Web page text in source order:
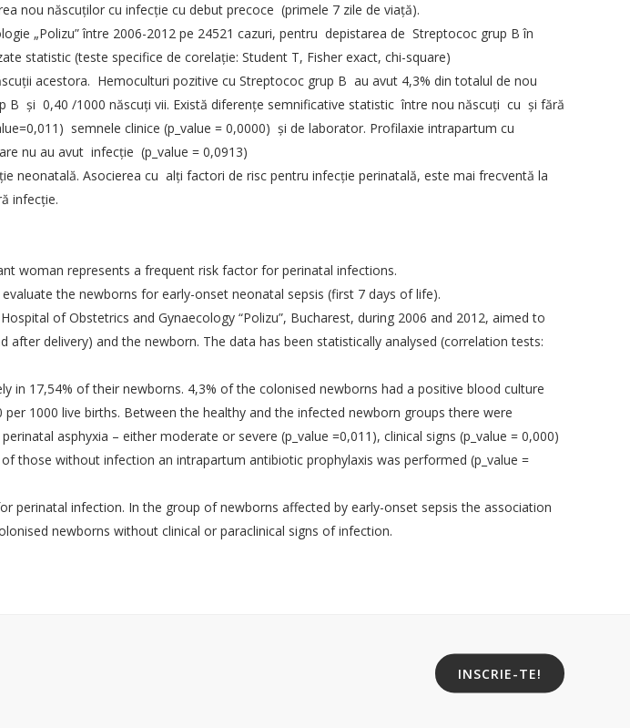
nou născuţilor cu infecţie cu debut precoce (primele 7 zile de viaţă).
„Polizu” între 2006-2012 pe 24521 cazuri, pentru depistarea de Streptococ grup B în
statistic (teste specifice de corelaţie: Student T, Fisher exact, chi-square)
acestora. Hemoculturi pozitive cu Streptococ grup B au avut 4,3% din totalul de nou
B şi 0,40 /1000 născuţi vii. Există diferenţe semnificative statistic între nou născuţi cu şi fără
semnele clinice (p_value = 0,0000) şi de laborator. Profilaxie intrapartum cu
nu au avut infecţie (p_value = 0,0913)
Asocierea cu alţi factori de risc pentru infecţie perinatală, este mai frecventă la
infecţie.
woman represents a frequent risk factor for perinatal infections.
the newborns for early-onset neonatal sepsis (first 7 days of life).
of Obstetrics and Gynaecology “Polizu”, Bucharest, during 2006 and 2012, aimed to
delivery) and the newborn. The data has been statistically analysed (correlation tests:
17,54% of their newborns. 4,3% of the colonised newborns had a positive blood culture
1000 live births. Between the healthy and the infected newborn groups there were
asphyxia – either moderate or severe (p_value =0,011), clinical signs (p_value = 0,000)
those without infection an intrapartum antibiotic prophylaxis was performed (p_value =
infection. In the group of newborns affected by early-onset sepsis the association
newborns without clinical or paraclinical signs of infection.
INSCRIE-TE!
Societatea Romană de Ultrasonografie în
Obstetrică și Ginecologie
Asociatia Romana de Medicina Perinatala
Societatea Româna de Endocrinologie
Societatea Romana de Uroginecologie
Reproductiva
Societatea Romana de Chirurgie Minim
Societatea de Endometrioză si Infertilitate Est
– Europeană
EBCOG European Bord&College of
Obstretics and Gyneacology
The International Federation of Gynecology
and Obstetrics
and Gynaecologists
ACOG: The American College of
Obstetricians and Gynecologists
National College of French Gynecologists
and Obstetricians
Medscape